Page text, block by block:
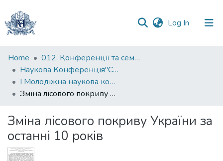
Log In (current)
Communities
&
Collections
Statistics
Home
012. Конференції та семінари НаУКМА
Наукова Конференція"Суспільство, довкілля та зміна клімату"
I Молодіжна наукова конференція "Суспільство, довкілля та зміна клімату" (2017)
Зміна лісового покриву України за останні 10 років
Зміна лісового покриву України за
останні 10 років